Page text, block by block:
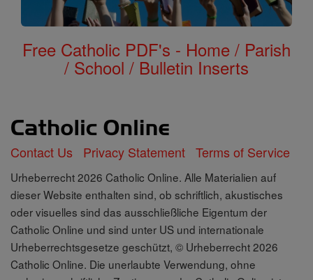
Free Catholic PDF's - Home / Parish
/ School / Bulletin Inserts
Contact Us Privacy Statement Terms of Service
Urheberrecht 2026 Catholic Online. Alle Materialien auf
dieser Website enthalten sind, ob schriftlich, akustisches
oder visuelles sind das ausschließliche Eigentum der
Catholic Online und sind unter US und internationale
Urheberrechtsgesetze geschützt, © Urheberrecht 2026
Catholic Online. Die unerlaubte Verwendung, ohne